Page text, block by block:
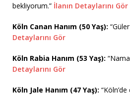
bekliyorum.” İlanın Detaylarını Gör
Köln Canan Hanım (50 Yaş):
Detaylarını Gör
Köln Rabia Hanım (53 Yaş):
Detaylarını Gör
Köln Jale Hanım (47 Yaş):